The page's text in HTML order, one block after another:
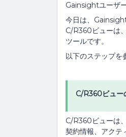
Gainsightユーザ
今日は、
C/R360ビューは
ツールです。
以下のステップを
C/R360ビュー
C/R360ビューは
契約情報、アクテ